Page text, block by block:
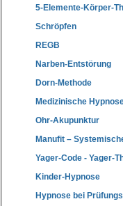
5-Elemente-Körper-
Schröpfen
REGB
Narben-Entstörung
Dorn-Methode
Medizinische
Ohr-Akupunktur
Manufit –
Yager-Code - Yager-
Kinder-Hypnose
Hypnose bei